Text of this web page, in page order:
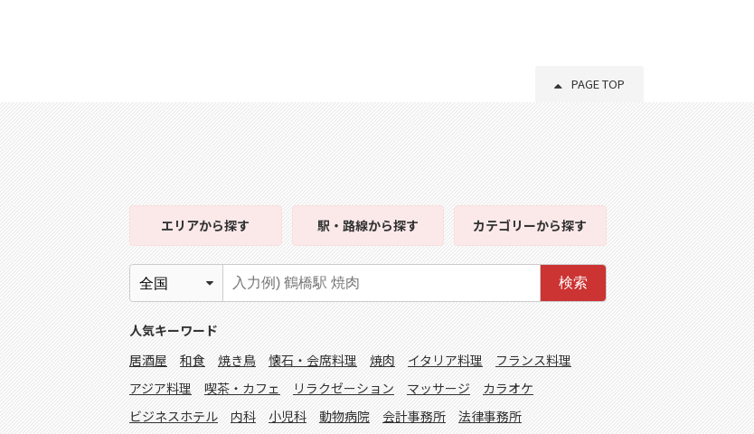
PAGE TOP
エリアから探す 駅・路線から探す カテゴリーから探す
検索
人気キーワード
居酒屋
和食 焼き鳥 懐石・会席料理 焼肉 イタリア料理
フランス料理
アジア料理
喫茶・カフェ リラクゼーション マッサージ
カラオケ
ビジネスホテル
内科 小児科 動物病院 会計事務所 法律事務所